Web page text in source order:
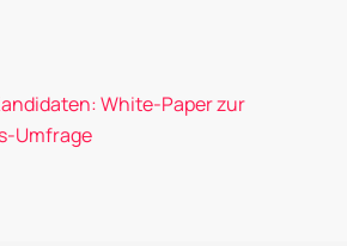
White-Paper zur
Umfrage